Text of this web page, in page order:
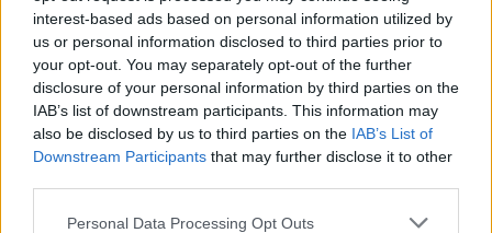
interest-based ads based on personal information utilized by
us or personal information disclosed to third parties prior to
your opt-out. You may separately opt-out of the further
disclosure of your personal information by third parties on the
IAB’s list of downstream participants. This information may
also be disclosed by us to third parties on the IAB’s List of
Downstream Participants that may further disclose it to other
Please note that this website/app uses one or more Google
Personal Data Processing Opt Outs